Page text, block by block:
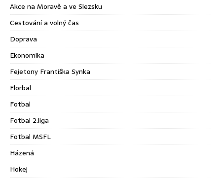
Akce na Moravě a ve Slezsku
Cestování a volný čas
Doprava
Ekonomika
Fejetony Františka Synka
Florbal
Fotbal
Fotbal 2.liga
Fotbal MSFL
Házená
Hokej